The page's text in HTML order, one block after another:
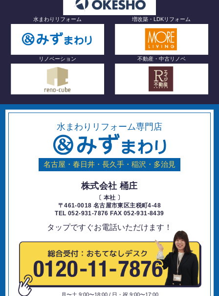
水まわりリフォーム 増改築・LDKリフォーム
リノベーション 不動産・中古リノベ
水まわりリフォーム専門店
名古屋・春日井・長久手・稲沢・多治見
株式会社 桶庄
〔 本社 〕
〒461-0018 名古屋市東区主税町4-48
TEL 052-931-7876 FAX 052-931-8439
タップですぐお電話いただけます！
月〜土 9:00〜18:00 / 日・祝 9:00〜17:00